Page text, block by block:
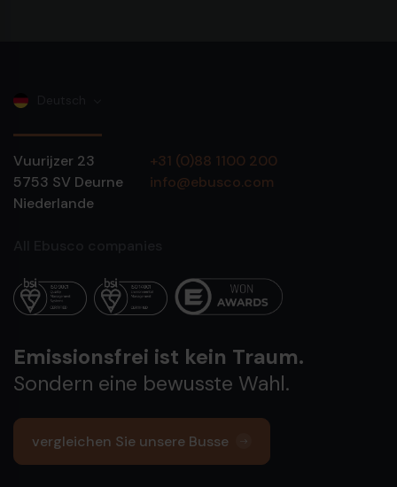
Vuurijzer 23
5753 SV Deurne
Niederlande
+31 (0)88 1100 200
info@ebusco.com
Emissionsfrei ist kein Traum.
Sondern eine bewusste Wahl.
vergleichen Sie unsere Busse